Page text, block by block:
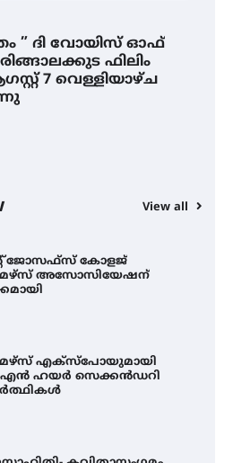
” ദി വോയിസ് ഓഫ്
ഫിലിം
7 വെള്ളിയാഴ്ച
View all
ചിത്രം ” ദി വോയിസ്
റജബ് ” ഇരിങ്ങാലക്കുട
സൊസൈറ്റി ആഗസ്റ്റ് 7
സ്‌ക്രീൻ ചെയ്യുന്നു
എക്സ്പോയുമായി
ഹയർ സെക്കൻഡറി
കവിതാസംഗമം
ചർച്ച കാട്ടൂർ, ടി. കെ.
ഹാളിൽ 16ന്